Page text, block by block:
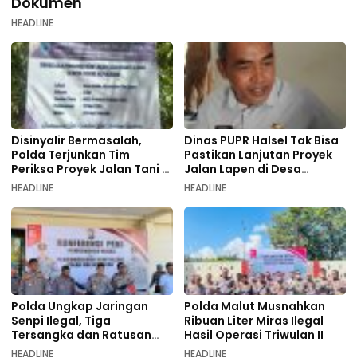
HEADLINE
Disinyalir Bermasalah,
Polda Terjunkan Tim
Periksa Proyek Jalan Tani di
Galala
HEADLINE
Dinas PUPR Halsel Tak Bisa
Pastikan Lanjutan Proyek
Jalan Lapen di Desa
Sambiki
HEADLINE
Polda Ungkap Jaringan
Senpi Ilegal, Tiga
Tersangka dan Ratusan
Amunisi Diamankan
HEADLINE
Polda Malut Musnahkan
Ribuan Liter Miras Ilegal
Hasil Operasi Triwulan II
HEADLINE